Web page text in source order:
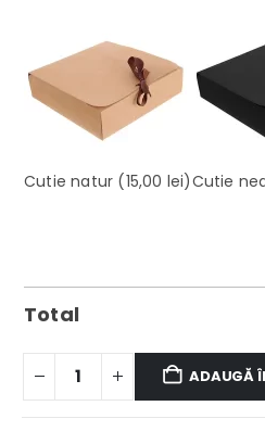
Cutie natur (15,00 lei)Cutie
Total
ADAUGĂ